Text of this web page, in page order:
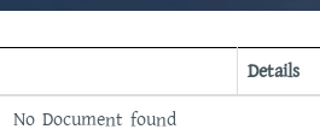
Details
No Document found